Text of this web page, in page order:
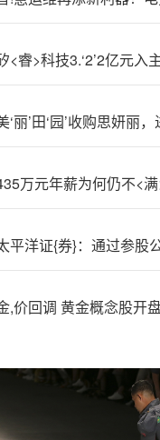
,价回调 黄金概念股开